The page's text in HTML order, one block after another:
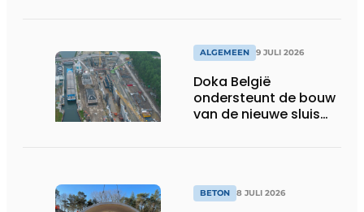
ALGEMEEN 9 JULI 2026
Doka België
ondersteunt de bouw
van de nieuwe sluis
BETON 8 JULI 2026